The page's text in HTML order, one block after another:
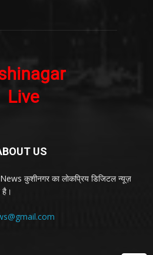
US
कुशीनगर का लोकप्रिय डिजिटल न्यूज़
है।